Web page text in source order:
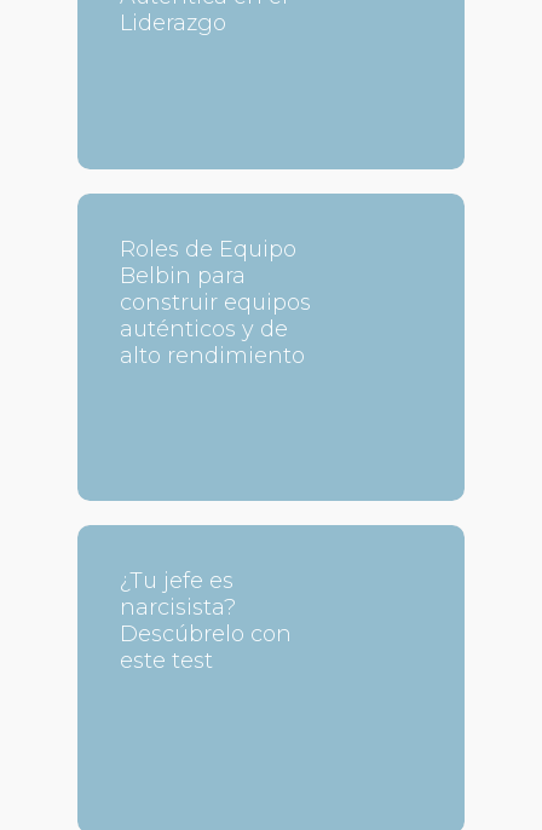
Liderazgo
Roles de Equipo
Belbin para
construir equipos
auténticos y de
alto rendimiento
¿Tu jefe es
narcisista?
Descúbrelo con
este test